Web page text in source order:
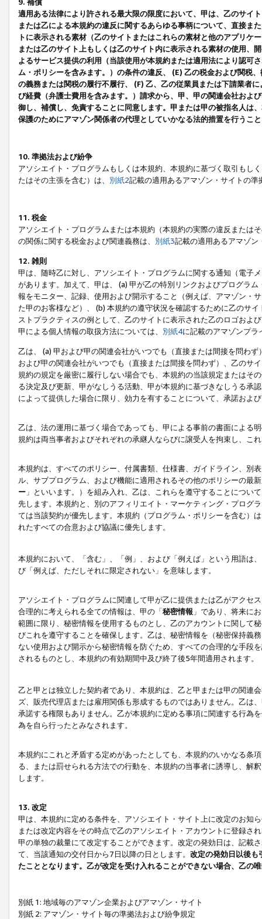
9. 補償
適用ある法律により許される最大限の限度において、甲は、乙のサイ
または乙による本規約の違反に関するあらゆる事柄について、直接ま
トに表示される素材（乙のサイトまたはこれらの素材と他のアプリ
または乙のサイト上もしくは乙のサイト内に表示される素材の使用、
よるサービス提供の利用（当該使用が本規約または適用法により認可
ム・ポリシーを含みます。）の条件の違反、 (E) 乙の税金および関税
の義務または関税の履行不履行、 (F) 乙、乙の従業員または下請業者
び経費（弁護士費用を含みます。）請求から、甲、甲の関連会社およ
御し、補償し、免責することに同意します。甲または甲の被指名人は
保護のためにアマゾン関係者の代理としていかなる法的措置を行うこ
10. 準拠法および紛争
アソシエイト・プログラムもしくは本規約、本規約に基づく取引もし
たはその主張を含む）は、 別紙2記載の適用あるアマゾン・サイトの
11. 税金
アソシエイト・プログラムまたは本規約（本規約の実際の違反または
の関係に関する税金および関連義務は、 別紙3記載の適用あるアマゾン
12. 雑則
甲は、随時乙に対し、アソシエイト・プログラムに関する通知（電子
があります。加えて、甲は、 (a) 甲が乙の特別リンクおよびプログラ
報をモニター、記録、使用および開示すること（例えば、アマゾン・
た甲のお客様など）、 (b) 本規約の遵守状況を確認するために乙のサ
ストプラクティスの例として、乙のサイトに表示された乙のロゴおよ
甲による個人情報の取扱方法については、 別紙4に記載のアマゾンプ
乙は、 (a) 甲および甲の関連会社がいつでも（直接または間接を問わ
および甲の関連会社がいつでも（直接または間接を問わず）、乙のサ
規約の規定を厳密に履行しない場合でも、本規約の当該規定またはそ
る決定及び更新、甲がなしうる活動、甲が本規約に基づきなしうる承
によって提供した場合に限り、効力を有することについて、承諾およ
乙は、法の運用に基づく場合であっても、甲による事前の書面による
規約は両当事者およびそれぞれの承継人ならびに譲受人を拘束し、こ
本規約は、すべてのポリシー、付属書類、仕様書、ガイドライン、別
ル、サブプログラム、および機能に適用されるその他のポリシーの最
ー 」といいます。）を組み入れ、乙は、これらを遵守することにつ
先します。本規約と、別のアフィリエイト・マーケティング・プログ
ては当該契約が優先します。本規約（プログラム・ポリシーを含む）
れたすべての合意および協議に優先します。
本規約において、「含む」、「例」、および「例えば」という用語は
び「例えば、ただしそれに限定されない」を意味します。
アソシエイト・プログラムに関連して甲が乙に提供または乙がアクセ
合理的に考えられる全ての情報は、甲の「秘密情報 」であり、将来に
範囲に限り、秘密情報を使用するものとし、乙のアカウントに関して
びこれを遵守することを確保します。乙は、秘密情報を（秘密保持義
ない使用および開示から秘密情報を防ぐため、すべての合理的な手段
されるものとし、本規約の有効期間中及び終了後5年間適用されます。
乙と甲とは独立した契約者であり、本規約は、乙と甲または甲の関連
ズ、販売代理店または雇用関係も形成するものではありません。乙は
承諾する権限もありません。乙が本規約に定める事項に関連する行為
為を自ら行ったとみなされます。
本規約にこれと矛盾する定めがあったとしても、本規約のいかなる条
る、または罰せられる方法での行動を、本規約の当事者に誘導し、解
します。
13. 改定
甲は、本規約に定める条件を、アソシエイト・サイト上に改定のお知
または改定内容をその時点で乙のアソシエイト・アカウントに登録さ
甲の単独の裁量にて改定することができます。改定の発効日は、記載
て、当該通知の交付日から7日以降の日とします。 改定の発効日以後も
たこととなります。乙が改定を受け入れることができない場合、乙の
別紙 1: 地域毎のアマゾン企業およびアマゾン・サイト
別紙 2: アマゾン・サイト毎の準拠法および紛争規定